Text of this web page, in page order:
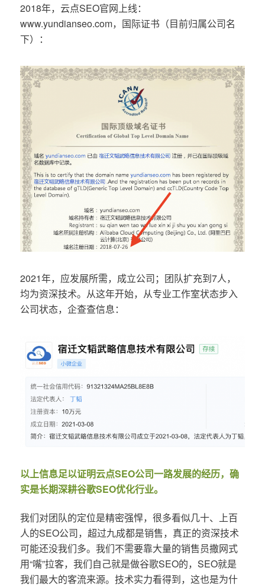
2018年，云点SEO官网上线：
www.yundianseo.com，国际证书（目前归属公司名
下）：
2021年，应发展所需，成立公司；团队扩充到7人，
均为资深技术。从这年开始，从专业工作室状态步入
公司状态，企查查信息：
以上信息足以证明云点SEO公司一路发展的经历，确
实是长期深耕谷歌SEO优化行业。
我们对团队的定位是精密强悍，很多看似几十、上百
人的SEO公司，超过九成都是销售，真正的资深技术
可能还没我们多。我们不需要靠大量的销售员撒网式
用“嘴”拉客，我们自己就是做谷歌SEO的，SEO就是
我们最大的客流来源。技术实力看得到，这也是为什